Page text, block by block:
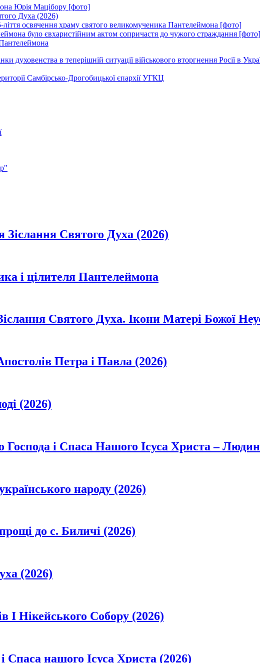
Юрія Мацібору [фото]
Духа (2026)
освячення храму святого великомученика Пантелеймона [фото]
було євхаристійним актом сопричастя до чужого страждання [фото]
духовенства в теперішній ситуації військового вторгнення Росії в
Самбірсько-Дрогобицької єпархії УГКЦ
Зіслання Святого Духа (2026)
і цілителя Пантелеймона
Святого Духа. Ікони Матері Божої
Петра і Павла (2026)
(2026)
Господа і Спаса Нашого Ісуса Христа –
народу (2026)
до с. Биличі (2026)
(2026)
І Нікейського Собору (2026)
Спаса нашого Ісуса Христа (2026)